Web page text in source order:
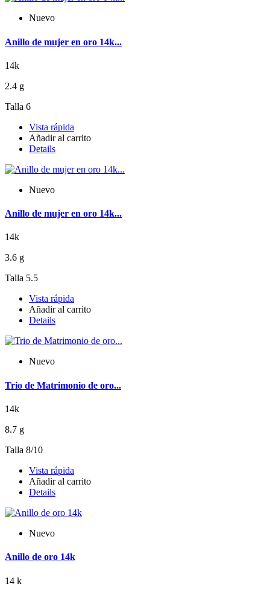
Nuevo
Anillo de mujer en oro 14k...
14k
2.4 g
Talla 6
Vista rápida
Añadir al carrito
Details
Nuevo
Anillo de mujer en oro 14k...
14k
3.6 g
Talla 5.5
Vista rápida
Añadir al carrito
Details
Nuevo
Trio de Matrimonio de oro...
14k
8.7 g
Talla 8/10
Vista rápida
Añadir al carrito
Details
Nuevo
Anillo de oro 14k
14 k